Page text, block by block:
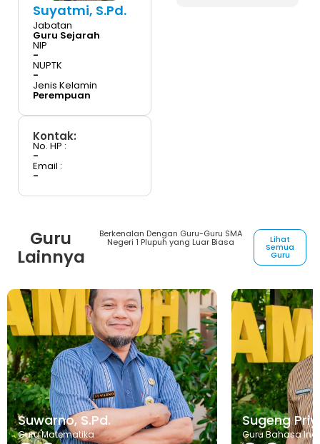
Suyatmi, S.Pd.
Jabatan
Guru Sejarah
NIP
-
NUPTK
-
Jenis Kelamin
Perempuan
Kontak:
No. HP :
-
Email :
-
Guru
Lainnya
Berkenalan Dengan Guru-Guru SMA
Negeri 1 Plupuh yang Luar Biasa Lihat
Semua
Guru
Suwarno, S.Pd.
Guru Matematika
Sugeng
Guru Bahasa